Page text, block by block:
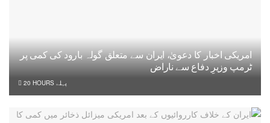
امریکی اخبار کا دعویٰ، ایران سے متعلق گولہ بارود کی کمی پر
ٹرمپ وزیرِ دفاع سے ناراض
20 HOURS پہلے